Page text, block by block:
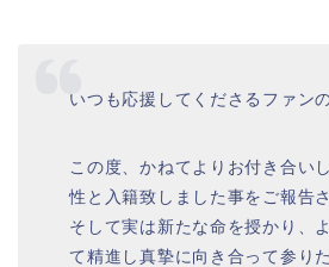
いつも応援してくださるファン
この度、かねてよりお付き合い
性と入籍致しました事をご報告
そして実は新たな命を授かり、
て精進し真摯に向き合って参り